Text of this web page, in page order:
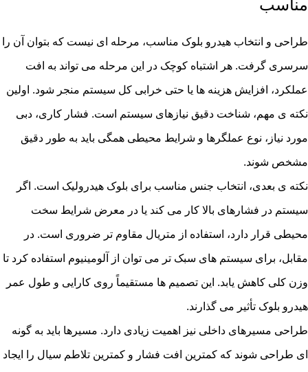
مناسب
طراحی و انتخاب هیدرو بلوک مناسب، مرحله ای نیست که بتوان آن را
سرسری گرفت. هر اشتباه کوچک در این مرحله می تواند به افت
عملکرد، افزایش هزینه ها یا حتی خرابی کل سیستم منجر شود. اولین
نکته ی مهم، شناخت دقیق نیازهای سیستم است. فشار کاری، دبی
مورد نیاز، نوع عملگرها و شرایط محیطی همگی باید به طور دقیق
مشخص شوند.
نکته ی بعدی، انتخاب جنس مناسب برای بلوک هیدرولیک است. اگر
سیستم در فشارهای بالا کار می کند یا در معرض شرایط سخت
محیطی قرار دارد، استفاده از متریال مقاوم تر ضروری است. در
مقابل، برای سیستم های سبک تر می توان از آلومینیوم استفاده کرد تا
وزن کلی کاهش یابد. این تصمیم ها مستقیماً روی کارایی و طول عمر
هیدرو بلوک تأثیر می گذارند.
طراحی مسیرهای داخلی نیز اهمیت زیادی دارد. مسیرها باید به گونه
ای طراحی شوند که کمترین افت فشار و کمترین تلاطم سیال را ایجاد